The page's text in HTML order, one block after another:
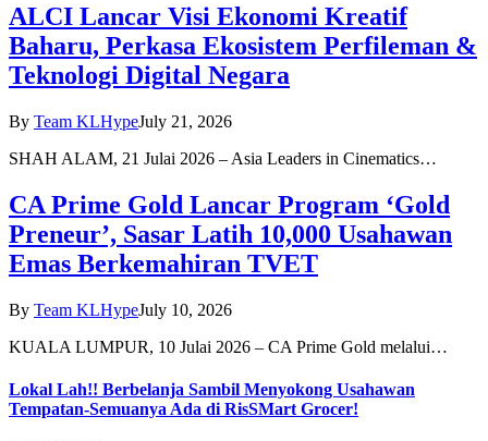
ALCI Lancar Visi Ekonomi Kreatif
Baharu, Perkasa Ekosistem Perfileman &
Teknologi Digital Negara
By Team KLHypeJuly 21, 2026
SHAH ALAM, 21 Julai 2026 – Asia Leaders in Cinematics…
CA Prime Gold Lancar Program ‘Gold
Preneur’, Sasar Latih 10,000 Usahawan
Emas Berkemahiran TVET
By Team KLHypeJuly 10, 2026
KUALA LUMPUR, 10 Julai 2026 – CA Prime Gold melalui…
Lokal Lah!! Berbelanja Sambil Menyokong Usahawan
Tempatan-Semuanya Ada di RisSMart Grocer!